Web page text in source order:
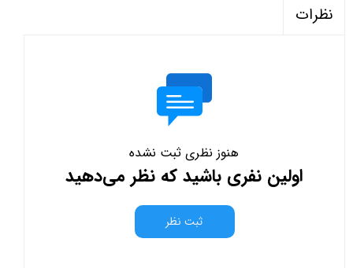
نظرات
هنوز نظری ثبت نشده
اولین نفری باشید که نظر می‌دهید
ثبت نظر